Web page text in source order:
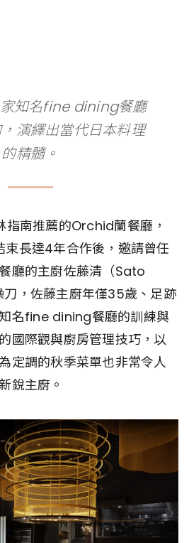
知名fine dining餐廳
演繹出當代日本料理
的精髓。
指南推薦的Orchid蘭餐廳，
長達4年合作後，邀請曾任
廳的主廚佐藤清（Sato
，佐藤主廚年僅35歲、足跡
名fine dining餐廳的訓練與
國際觀與廚房管理技巧，以
定調的秋季菜單也非常令人
銳主廚。